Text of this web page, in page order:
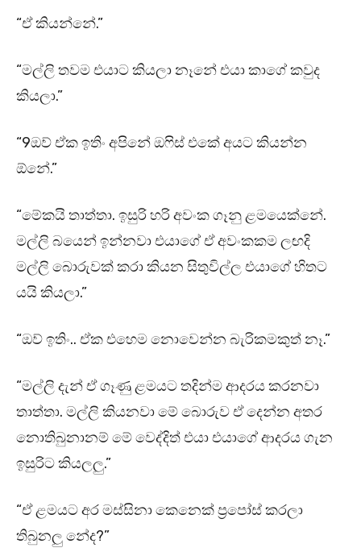
“ඒ කියන්නේ.”
“මල්ලි තවම එයාට කියලා නෑනේ එයා කාගේ කවුද
කියලා.”
“9ඔව් ඒක ඉතිං අපිනේ ඔෆිස් එකේ අයට කියන්න
ඕනේ.”
“මේකයි තාත්තා. ඉසුරි හරි අවංක ගෑනු ළමයෙක්නේ.
මල්ලි බයෙන් ඉන්නවා එයාගේ ඒ අවංකකම ලඟදි
මල්ලි බොරුවක් කරා කියන සිතුවිල්ල එයාගේ හිතට
යයි කියලා.”
“ඔව් ඉතිං.. ඒක එහෙම නොවෙන්න බැරිකමකුත් නෑ.”
“මල්ලි දැන් ඒ ගෑණු ළමයට තදින්ම ආදරය කරනවා
තාත්තා. මල්ලි කියනවා මේ බොරුව ඒ දෙන්න අතර
නොතිබුනානම් මේ වෙද්දිත් එයා එයාගේ ආදරය ගැන
ඉසුරිට කියලලු.”
“ඒ ළමයට අර මස්සිනා කෙනෙක් ප්‍රපෝස් කරලා
තිබුනලු නේද?”